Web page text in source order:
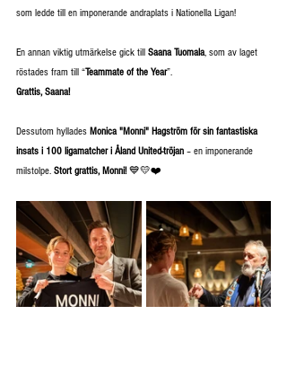
som ledde till en imponerande andraplats i Nationella Ligan!
En annan viktig utmärkelse gick till Saana Tuomala, som av laget
röstades fram till “Teammate of the Year”.
Grattis, Saana!
Dessutom hyllades Monica "Monni" Hagström för sin fantastiska
insats i 100 ligamatcher i Åland United-tröjan – en imponerande
milstolpe. Stort grattis, Monni! 💙💛❤️